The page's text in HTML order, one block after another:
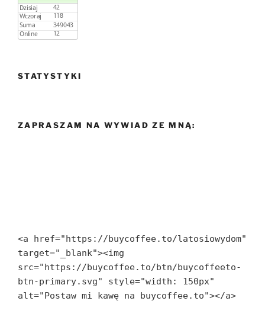
STATYSTYKI
ZAPRASZAM NA WYWIAD ZE MNĄ:
<a href="https://buycoffee.to/latosiowydom"
target="_blank"><img
src="https://buycoffee.to/btn/buycoffeeto-
btn-primary.svg" style="width: 150px"
alt="Postaw mi kawę na buycoffee.to"></a>